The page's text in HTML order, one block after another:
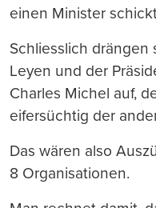
einen Minister
Schliesslich drängen
Leyen und der
Charles Michel auf,
eifersüchtig der
Das wären also
8 Organisationen.